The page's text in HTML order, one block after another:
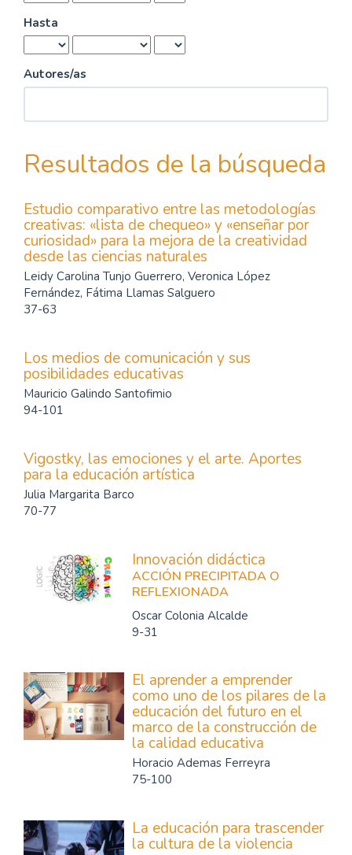
Hasta
Autores/as
Resultados de la búsqueda
Estudio comparativo entre las metodologías
creativas: «lista de chequeo» y «enseñar por
curiosidad» para la mejora de la creatividad
desde las ciencias naturales
Leidy Carolina Tunjo Guerrero, Veronica López
Fernández, Fátima Llamas Salguero
37-63
Los medios de comunicación y sus
posibilidades educativas
Mauricio Galindo Santofimio
94-101
Vigostky, las emociones y el arte. Aportes
para la educación artística
Julia Margarita Barco
70-77
Innovación didáctica
ACCIÓN PRECIPITADA O
REFLEXIONADA
Oscar Colonia Alcalde
9-31
El aprender a emprender
como uno de los pilares de la
educación del futuro en el
marco de la construcción de
la calidad educativa
Horacio Ademas Ferreyra
75-100
La educación para trascender
la cultura de la violencia